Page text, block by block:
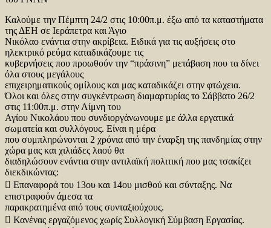
Καλούμε την Πέμπτη 24/2 στις 10:00π.μ. έξω από τα καταστήματα
της ΔΕΗ σε Ιεράπετρα και Άγιο
Νικόλαο ενάντια στην ακρίβεια. Ειδικά για τις αυξήσεις στο
ηλεκτρικό ρεύμα καταδικάζουμε τις
κυβερνήσεις που προωθούν την “πράσινη” μετάβαση που τα δίνει
όλα στους μεγάλους
επιχειρηματικούς ομίλους και μας καταδικάζει στην φτώχεια.
Όλοι και όλες στην συγκέντρωση διαμαρτυρίας το Σάββατο 26/2
στις 11:00π.μ. στην Λίμνη του
Αγίου Νικολάου που συνδιοργάνωνουμε με άλλα εργατικά
σωματεία και συλλόγους. Είναι η μέρα
που συμπληρώνονται 2 χρόνια από την έναρξη της πανδημίας στην
χώρα μας και χιλιάδες λαού θα
διαδηλώσουν ενάντια στην αντιλαϊκή πολιτική που μας τσακίζει
διεκδικώντας:
 Επαναφορά του 13ου και 14ου μισθού και σύνταξης. Να
επιστραφούν άμεσα τα
παρακρατημένα από τους συνταξιούχους.
 Κανένας εργαζόμενος χωρίς Συλλογική Σύμβαση Εργασίας.